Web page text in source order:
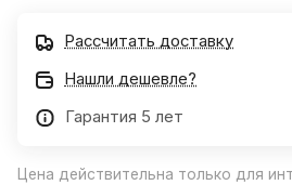
Рассчитать доставку
Нашли дешевле?
Гарантия 5 лет
Цена действительна только для